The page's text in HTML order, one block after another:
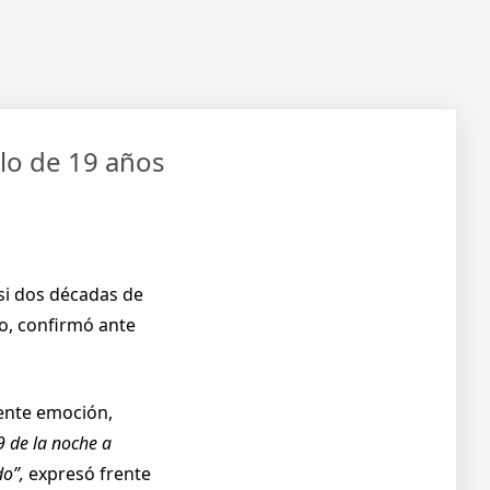
de 19 años
dos décadas de
confirmó ante
emoción,
de la noche a
expresó frente